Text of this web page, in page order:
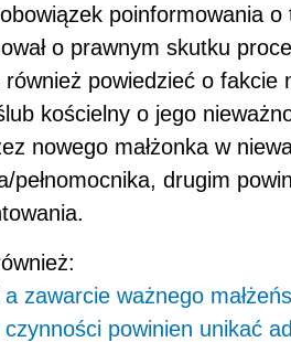
poinformowania
o prawnym skutku
również powiedzieć o
kościelny o jego
nowego małżonka w
pełnomocnika, drugim
a zawarcie ważnego
powinien unikać